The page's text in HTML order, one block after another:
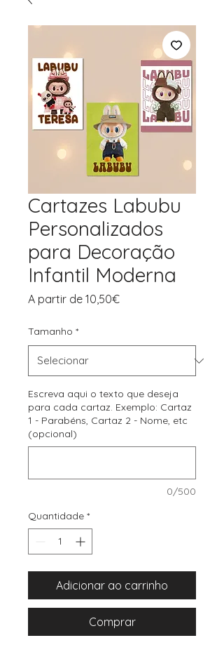
Cartazes Labubu
Personalizados
para Decoração
Infantil Moderna
A partir de 10,50€Preço
Tamanho *
Escreva aqui o texto que deseja
para cada cartaz. Exemplo: Cartaz
1 - Parabéns, Cartaz 2 - Nome, etc
(opcional)
0/500
Quantidade *
Adicionar ao carrinho
Comprar